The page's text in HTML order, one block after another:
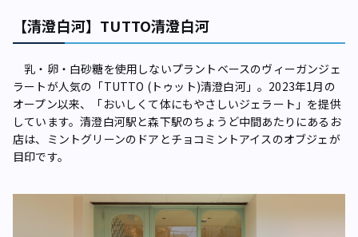
【清澄白河】TUTTO清澄白河
乳・卵・白砂糖を使用しないプラントベースのヴィーガンジェ
ラートが人気の「TUTTO (トゥット)清澄白河」。2023年1月の
オープン以来、「おいしくて体にもやさしいジェラート」を提供
しています。清澄白河駅と森下駅のちょうど中間あたりにあるお
店は、ミントグリーンのドアとチョコミントアイスのオブジェが
目印です。